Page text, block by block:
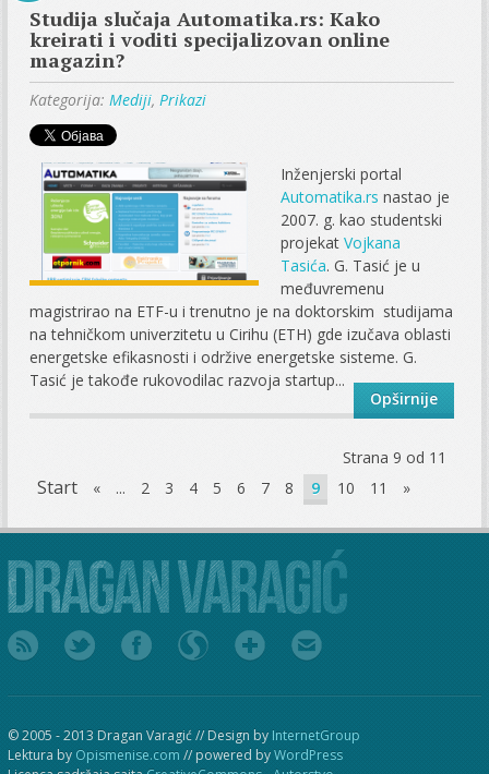
Studija slučaja Automatika.rs: Kako
kreirati i voditi specijalizovan online
magazin?
Kategorija:Mediji, Prikazi
Inženjerski portal
Automatika.rs nastao je
2007. g. kao studentski
projekatVojkana
Tasića. G. Tasić je u
međuvremenu
magistrirao na ETF-u i trenutno je na doktorskim studijama
na tehničkom univerzitetu u Cirihu (ETH) gde izučava oblasti
energetske efikasnosti i održive energetske sisteme. G.
Tasić je takođe rukovodilac razvoja startup...
Opširnije
Strana 9 od 11
Start « ... 2 3 4 5 6 7 8 9 10 11 »
© 2005 - 2013 Dragan Varagić // Design by InternetGroup
Lektura by Opismenise.com // powered byWordPress